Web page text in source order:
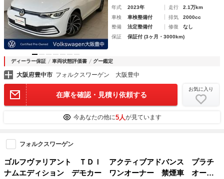
年式 2023年 走行
2.1万km
車検
車検整備付 排気
2000cc
整備
法定整備付 修復
なし
保証
保証付 (3ヶ月・3000km)
ディーラー保証 車両状態評価書 グー鑑定
大阪府豊中市 フォルクスワーゲン 大阪豊中
在庫を確認・見積り依頼する
お気に入り
今あなたの他に5人が見ています
フォルクスワーゲン
ゴルフヴァリアント ＴＤＩ アクティブアドバンス プラチ
ナムエディション デモカー ワンオーナー 禁煙車 オーク